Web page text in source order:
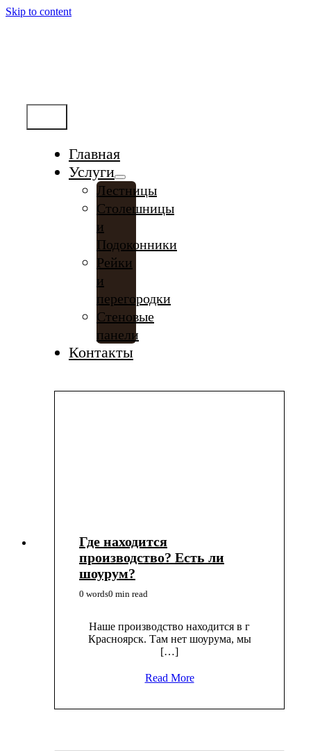
Skip to content
Главная
Услуги
Лестницы
Столешницы
и
Подоконники
Рейки
и
перегородки
Стеновые
панели
Контакты
Где находится
производство? Есть ли
шоурум?
0 words0 min read
Наше производство находится в г
Красноярск. Там нет шоурума, мы
[…]
Read More